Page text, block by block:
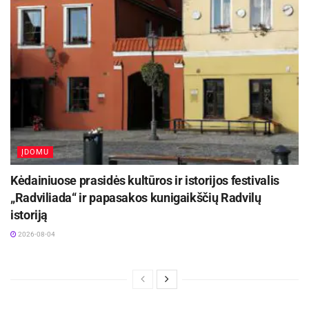
ĮDOMU
Kėdainiuose prasidės kultūros ir istorijos festivalis
„Radviliada“ ir papasakos kunigaikščių Radvilų
istoriją
2026-08-04